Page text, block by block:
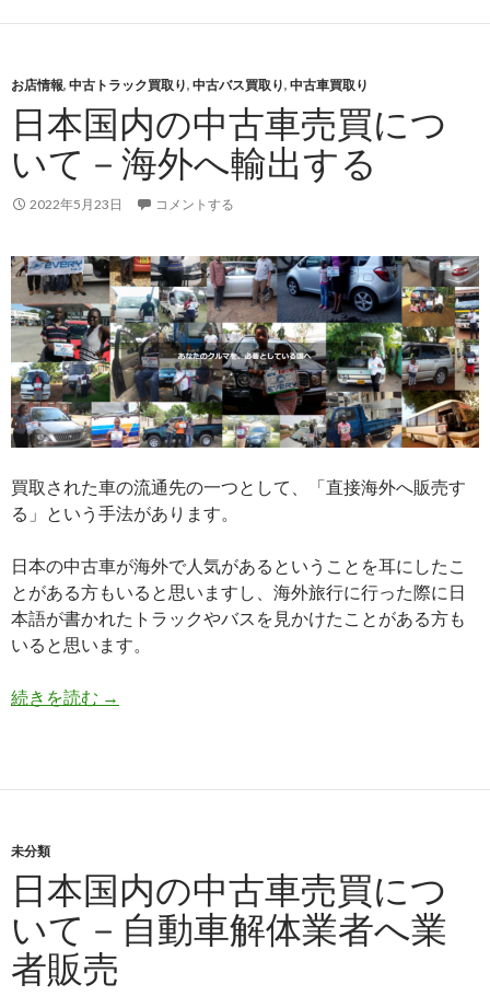
買
取
実
績】
菱
ソ
ウ
キ
ャ
ン
タ
ー
／
2011
年
お店情報, 中古トラック買取り, 中古バス買取り, 中古車買取り
日本国内の中古車売買につ
いて－海外へ輸出する
2022年5月23日 コメントする
買取された車の流通先の一つとして、「直接海外へ販売す
る」という手法があります。
日本の中古車が海外で人気があるということを耳にしたこ
とがある方もいると思いますし、海外旅行に行った際に日
本語が書かれたトラックやバスを見かけたことがある方も
いると思います。
続きを読む
日
車
売
買
に
つ
→
未分類
日本国内の中古車売買につ
いて－自動車解体業者へ業
者販売